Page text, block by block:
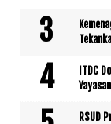
ITDC
RSUD